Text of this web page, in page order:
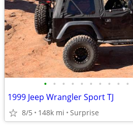
• • • • • • • • • •
1999 Jeep Wrangler Sport TJ
8/5 148k mi Surprise